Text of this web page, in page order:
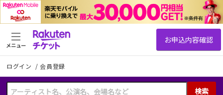
ログイン /会員登録
検索
メニュー